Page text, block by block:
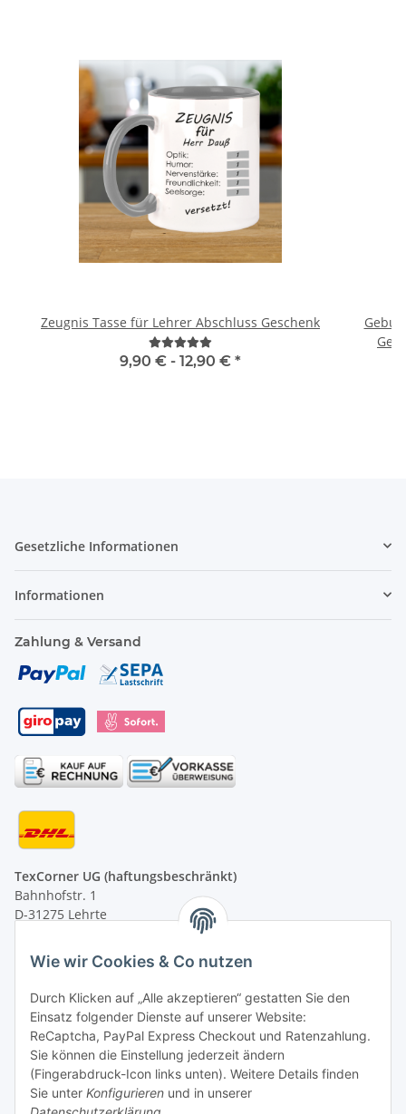
Zeugnis Tasse für Lehrer Abschluss Geschenk
9,90 € - 12,90 € *
Gesetzliche Informationen
Informationen
Zahlung & Versand
TexCorner UG (haftungsbeschränkt)
Bahnhofstr. 1
D-31275 Lehrte
von 09:00 - 13:00 Uhr
Tel: +49 (0) 5132 8230689
Fax: +49 (0) 5132 8230693
E-Mail:mail@texcorner.de
Wie wir Cookies & Co nutzen
Durch Klicken auf „Alle akzeptieren“ gestatten Sie den
Einsatz folgender Dienste auf unserer Website:
ReCaptcha, PayPal Express Checkout und Ratenzahlung.
Sie können die Einstellung jederzeit ändern
(Fingerabdruck-Icon links unten). Weitere Details finden
Sie unter Konfigurieren und in unserer